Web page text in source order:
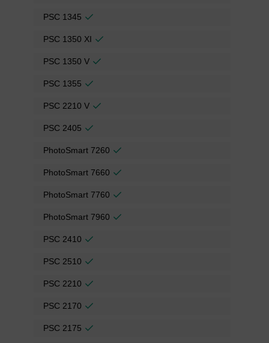
PSC 1345
PSC 1350 XI
PSC 1350 V
PSC 1355
PSC 2210 V
PSC 2405
PhotoSmart 7260
PhotoSmart 7660
PhotoSmart 7760
PhotoSmart 7960
PSC 2410
PSC 2510
PSC 2210
PSC 2170
PSC 2175